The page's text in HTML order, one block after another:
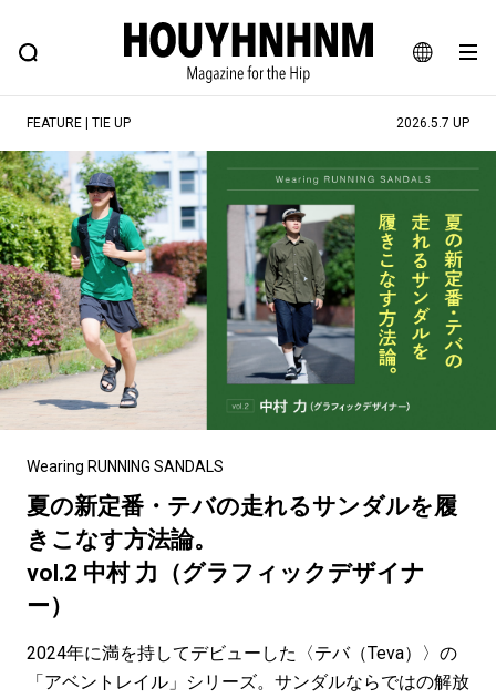
JA
EN
FEATURE BLOG SNAP
ヒップなファッション、カルチャー、ライフスタイルWEBマガジン
#注目のタグ
#SHOPPING ADDICT #憧れの逸品
#ESSENTIAL DESIGNS #古着サミット
#NEW VINTAGE #マイナーグッド図鑑
#路地裏てぃーん。 #MONTHLY JOURNAL
#GH 銘品の所以 #フイナムのYouTube
#ととけん #FASHION
#LIFESTYLE #SNEAKER #OUTDOOR
#SPORTS #HANDSOME HANDBOOK
FEATURE | TIE UP 2026.5.7 UP
Wearing RUNNING SANDALS
夏の新定番・テバの走れるサンダルを履
きこなす方法論。
vol.2 中村 力（グラフィックデザイナ
ー）
2024年に満を持してデビューした〈テバ（Teva）〉の
「アベントレイル」シリーズ。サンダルならではの解放